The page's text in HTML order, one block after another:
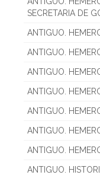
SECRETARIA DE
ANTIGUO.
ANTIGUO.
ANTIGUO.
ANTIGUO.
ANTIGUO.
ANTIGUO.
ANTIGUO.
ANTIGUO.